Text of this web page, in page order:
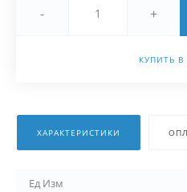
- +
КУПИТЬ В
ХАРАКТЕРИСТИКИ
Ед Изм